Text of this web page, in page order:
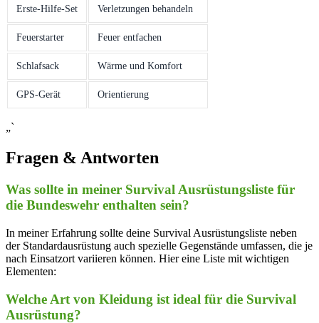
Erste-Hilfe-Set Verletzungen behandeln
Feuerstarter Feuer entfachen
Schlafsack Wärme und⁤ Komfort
GPS-Gerät Orientierung
„`
Fragen & Antworten
Was sollte in meiner Survival Ausrüstungsliste für
die Bundeswehr enthalten sein?
In meiner Erfahrung sollte‌ deine Survival Ausrüstungsliste neben
der Standardausrüstung auch spezielle⁤ Gegenstände umfassen, die je⁢
nach Einsatzort variieren können. Hier eine Liste mit⁣ wichtigen
Elementen:
Welche Art von Kleidung ist ideal für ⁣die Survival​
Ausrüstung?